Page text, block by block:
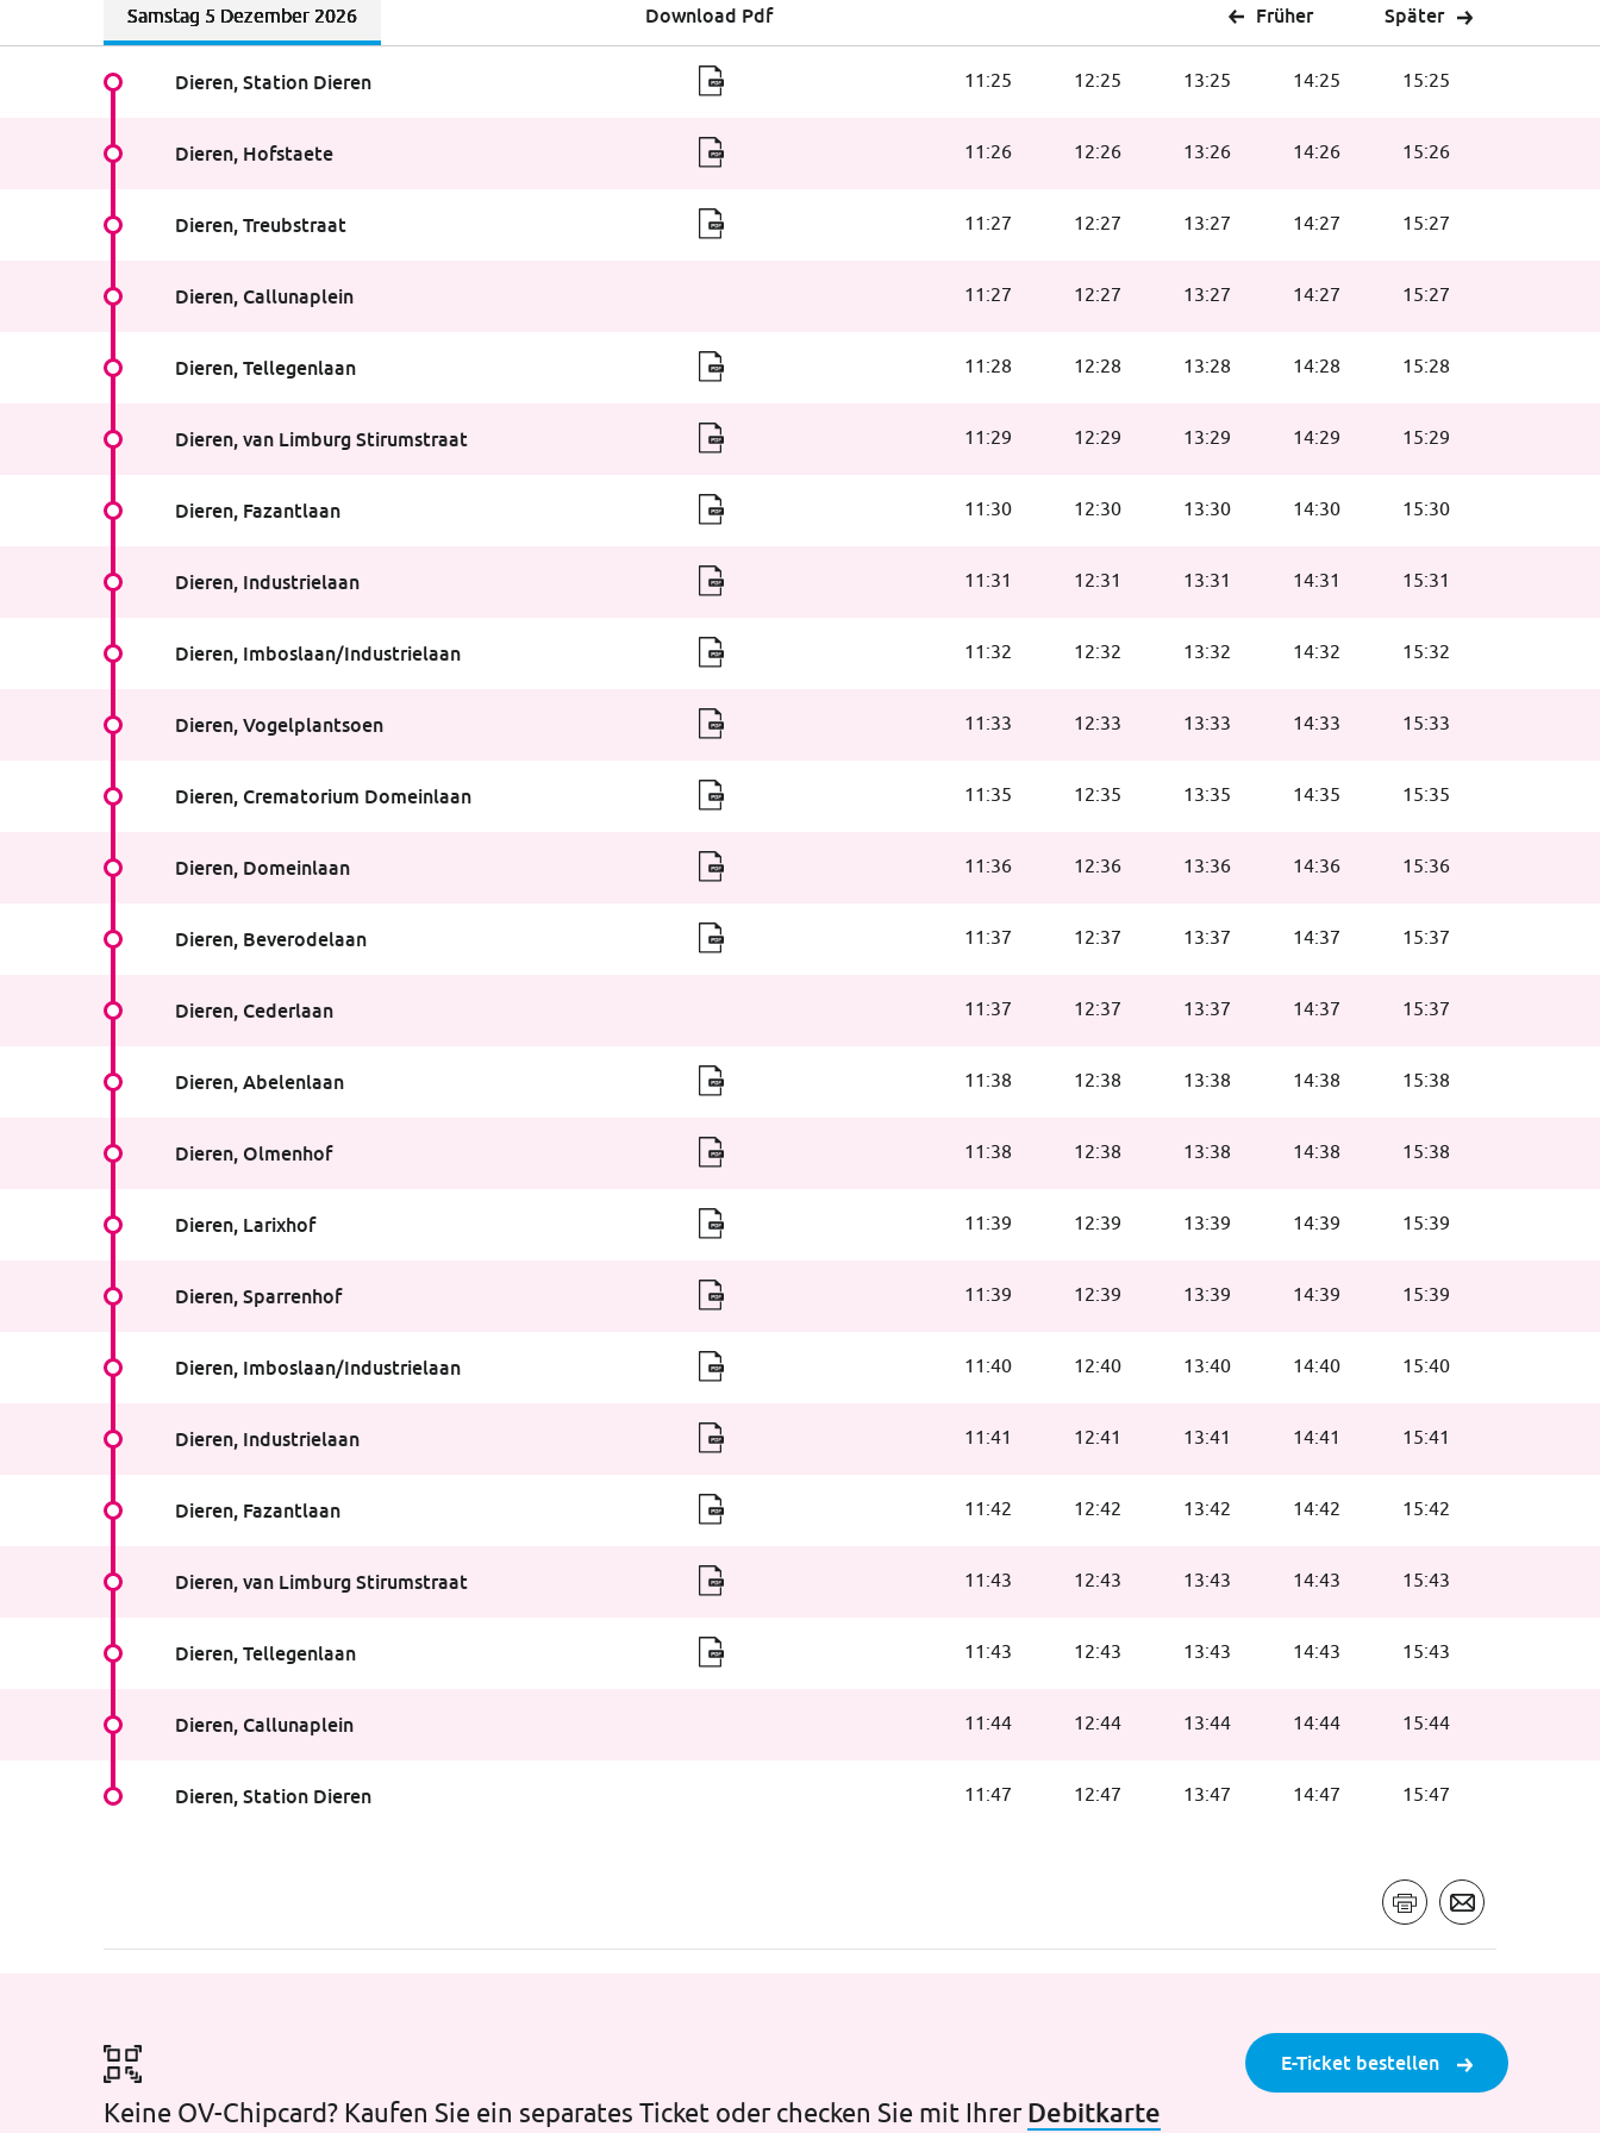
Samstag 5 Dezember 2026 Download Pdf Früher Später
Haltestelleninfo
Haltestelleninfo :Station Dieren
Dieren, Station Dieren
Haltestelleninfo :Hofstaete
Dieren, Hofstaete
Haltestelleninfo :Treubstraat
Dieren, Treubstraat
Haltestelleninfo :Callunaplein
Dieren, Callunaplein
Haltestelleninfo :Tellegenlaan
Dieren, Tellegenlaan
Haltestelleninfo :van Limburg Stirumstraat
Dieren, van Limburg Stirumstraat
Haltestelleninfo :Fazantlaan
Dieren, Fazantlaan
Haltestelleninfo :Industrielaan
Dieren, Industrielaan
Haltestelleninfo :Imboslaan/Industrielaan
Dieren, Imboslaan/Industrielaan
Haltestelleninfo :Vogelplantsoen
Dieren, Vogelplantsoen
Haltestelleninfo :Crematorium Domeinlaan
Dieren, Crematorium Domeinlaan
Haltestelleninfo :Domeinlaan
Dieren, Domeinlaan
Haltestelleninfo :Beverodelaan
Dieren, Beverodelaan
Haltestelleninfo :Cederlaan
Dieren, Cederlaan
Haltestelleninfo :Abelenlaan
Dieren, Abelenlaan
Haltestelleninfo :Olmenhof
Dieren, Olmenhof
Haltestelleninfo :Larixhof
Dieren, Larixhof
Haltestelleninfo :Sparrenhof
Dieren, Sparrenhof
Haltestelleninfo :Imboslaan/Industrielaan
Dieren, Imboslaan/Industrielaan
Haltestelleninfo :Industrielaan
Dieren, Industrielaan
Haltestelleninfo :Fazantlaan
Dieren, Fazantlaan
Haltestelleninfo :van Limburg Stirumstraat
Dieren, van Limburg Stirumstraat
Haltestelleninfo :Tellegenlaan
Dieren, Tellegenlaan
Haltestelleninfo :Callunaplein
Dieren, Callunaplein
Haltestelleninfo :Station Dieren
Dieren, Station Dieren
Abfahrtszeiten
11:25 12:25 13:25 14:25 15:25
11:26 12:26 13:26 14:26 15:26
11:27 12:27 13:27 14:27 15:27
11:27 12:27 13:27 14:27 15:27
11:28 12:28 13:28 14:28 15:28
11:29 12:29 13:29 14:29 15:29
11:30 12:30 13:30 14:30 15:30
11:31 12:31 13:31 14:31 15:31
11:32 12:32 13:32 14:32 15:32
11:33 12:33 13:33 14:33 15:33
11:35 12:35 13:35 14:35 15:35
11:36 12:36 13:36 14:36 15:36
11:37 12:37 13:37 14:37 15:37
11:37 12:37 13:37 14:37 15:37
11:38 12:38 13:38 14:38 15:38
11:38 12:38 13:38 14:38 15:38
11:39 12:39 13:39 14:39 15:39
11:39 12:39 13:39 14:39 15:39
11:40 12:40 13:40 14:40 15:40
11:41 12:41 13:41 14:41 15:41
11:42 12:42 13:42 14:42 15:42
11:43 12:43 13:43 14:43 15:43
11:43 12:43 13:43 14:43 15:43
11:44 12:44 13:44 14:44 15:44
11:47 12:47 13:47 14:47 15:47
Keine OV-Chipcard? Kaufen Sie ein separates Ticket oder checken Sie mit IhrerDebitkarte
E-Ticket bestellen